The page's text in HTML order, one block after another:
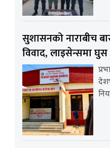
सुशासनको नाराबीच
विवाद, लाइसेन्समा